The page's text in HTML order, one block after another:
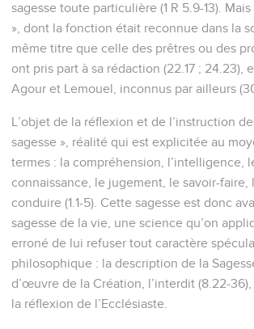
sagesse toute particulière (1 R 5.9-13). Mais
», dont la fonction était reconnue dans la
même titre que celle des prêtres ou des
ont pris part à sa rédaction (22.17 ; 24.23),
Agour et Lemouel, inconnus par ailleurs
L’objet de la réflexion et de l’instruction
sagesse », réalité qui est explicitée au
termes : la compréhension, l’intelligence,
connaissance, le jugement, le savoir-faire,
conduire (1.1-5). Cette sagesse est donc
sagesse de la vie, une science qu’on
erroné de lui refuser tout caractère
philosophique : la description de la
d’œuvre de la Création, l’interdit (8.22-
la réflexion de l’Ecclésiaste.